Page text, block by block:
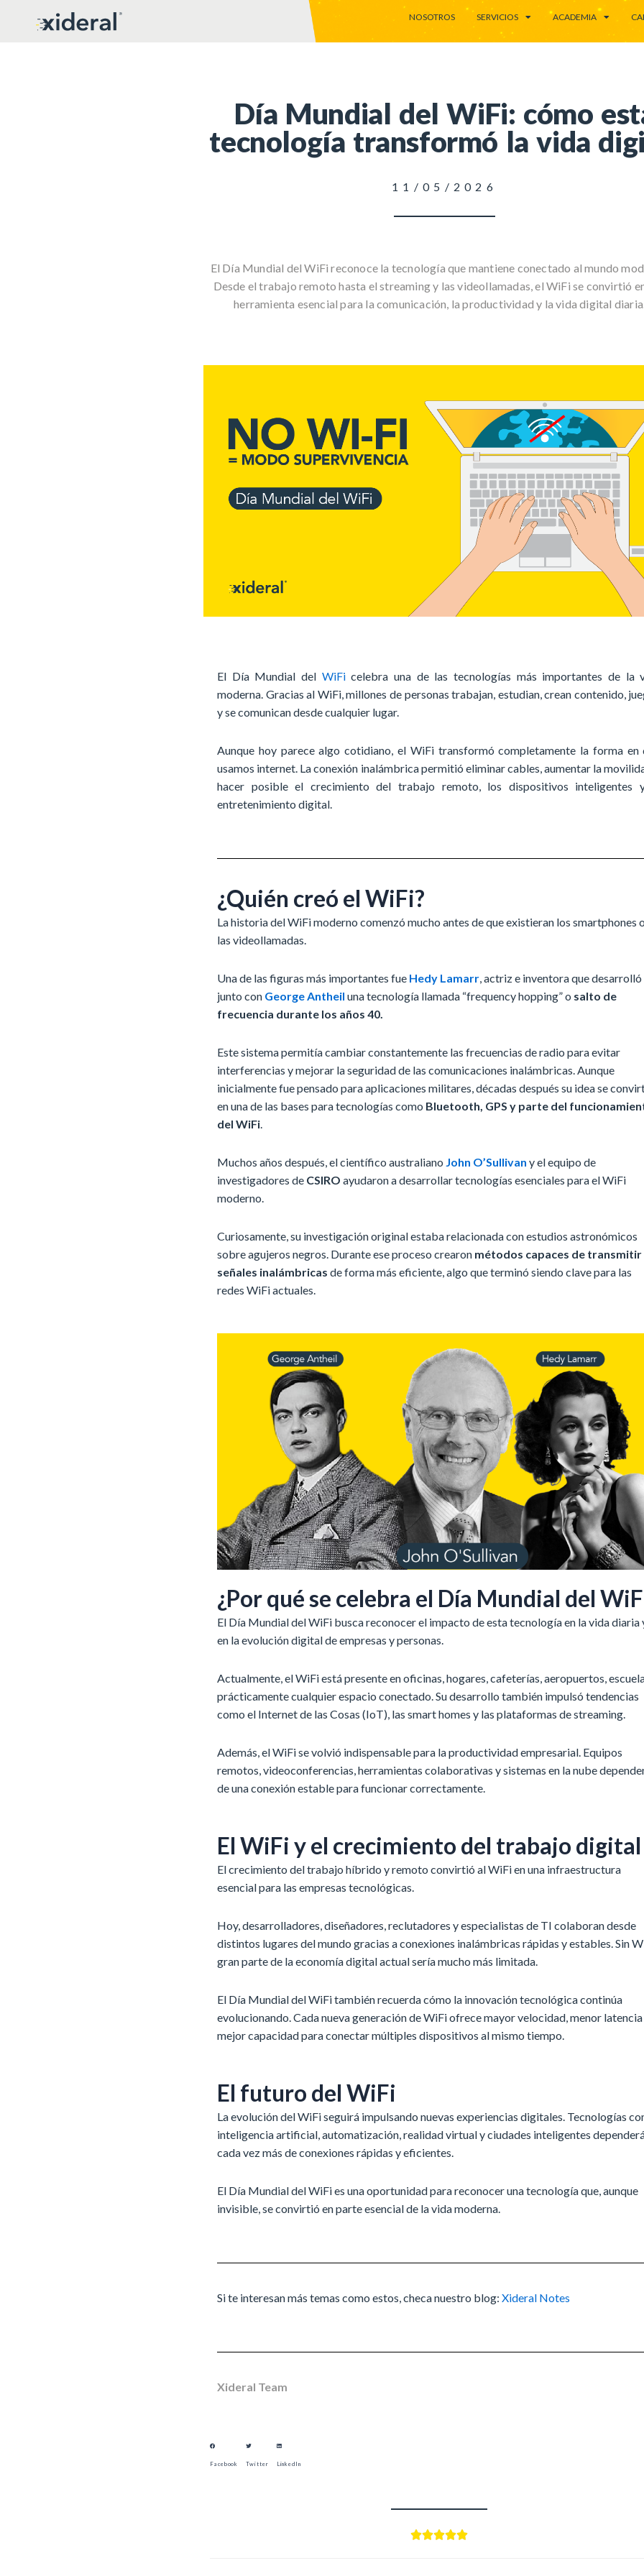
NOSOTROS SERVICIOS ACADEMIA
Día Mundial del WiFi: cómo
tecnología transformó la vida
11/05/2026
El Día Mundial del WiFi reconoce la tecnología que mantiene conectado al mundo
Desde el trabajo remoto hasta el streaming y las videollamadas, el WiFi se convirtió
herramienta esencial para la comunicación, la productividad y la vida digital
El Día Mundial del WiFicelebra una de las tecnologías más importantes de la
moderna. Gracias al WiFi, millones de personas trabajan, estudian, crean contenido,
y se comunican desde cualquier lugar.
Aunque hoy parece algo cotidiano, el WiFi transformó completamente la forma en
usamos internet. La conexión inalámbrica permitió eliminar cables, aumentar la
hacer posible el crecimiento del trabajo remoto, los dispositivos inteligentes
entretenimiento digital.
¿Quién creó el WiFi?
La historia del WiFi moderno comenzó mucho antes de que existieran los smartphones
las videollamadas.
Una de las figuras más importantes fue Hedy Lamarr, actriz e inventora que desarrolló
junto con George Antheil una tecnología llamada “frequency hopping” o salto de
frecuencia durante los años 40.
Este sistema permitía cambiar constantemente las frecuencias de radio para evitar
interferencias y mejorar la seguridad de las comunicaciones inalámbricas. Aunque
inicialmente fue pensado para aplicaciones militares, décadas después su idea se
en una de las bases para tecnologías como Bluetooth, GPS y parte del
del WiFi.
Muchos años después, el científico australiano John O’Sullivan y el equipo de
investigadores de CSIRO ayudaron a desarrollar tecnologías esenciales para el WiFi
moderno.
Curiosamente, su investigación original estaba relacionada con estudios astronómicos
sobre agujeros negros. Durante ese proceso crearon métodos capaces de transmitir
señales inalámbricas de forma más eficiente, algo que terminó siendo clave para las
redes WiFi actuales.
¿Por qué se celebra el Día Mundial del
El Día Mundial del WiFi busca reconocer el impacto de esta tecnología en la vida diaria
en la evolución digital de empresas y personas.
Actualmente, el WiFi está presente en oficinas, hogares, cafeterías, aeropuertos,
prácticamente cualquier espacio conectado. Su desarrollo también impulsó tendencias
como el Internet de las Cosas (IoT), las smart homes y las plataformas de streaming.
Además, el WiFi se volvió indispensable para la productividad empresarial. Equipos
remotos, videoconferencias, herramientas colaborativas y sistemas en la nube
de una conexión estable para funcionar correctamente.
El WiFi y el crecimiento del trabajo digital
El crecimiento del trabajo híbrido y remoto convirtió al WiFi en una infraestructura
esencial para las empresas tecnológicas.
Hoy, desarrolladores, diseñadores, reclutadores y especialistas de TI colaboran desde
distintos lugares del mundo gracias a conexiones inalámbricas rápidas y estables. Sin
gran parte de la economía digital actual sería mucho más limitada.
El Día Mundial del WiFi también recuerda cómo la innovación tecnológica continúa
evolucionando. Cada nueva generación de WiFi ofrece mayor velocidad, menor
mejor capacidad para conectar múltiples dispositivos al mismo tiempo.
El futuro del WiFi
La evolución del WiFi seguirá impulsando nuevas experiencias digitales. Tecnologías
inteligencia artificial, automatización, realidad virtual y ciudades inteligentes
cada vez más de conexiones rápidas y eficientes.
El Día Mundial del WiFi es una oportunidad para reconocer una tecnología que, aunque
invisible, se convirtió en parte esencial de la vida moderna.
Si te interesan más temas como estos, checa nuestro blog:Xideral Notes
Xideral Team
Facebook Twitter LinkedIn
